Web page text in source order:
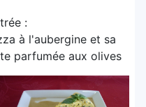
:
à l'aubergine et sa
parfumée aux olives